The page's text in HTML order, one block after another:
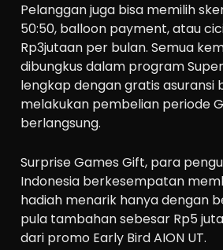
Pelanggan juga bisa memilih
50:50, balloon payment, atau
Rp3jutaan per bulan. Semua
dibungkus dalam program
lengkap dengan gratis asuransi
melakukan pembelian periode
berlangsung.
Surprise Games Gift, para
Indonesia berkesempatan
hadiah menarik hanya dengan
pula tambahan sebesar Rp5
dari promo Early Bird AION UT.